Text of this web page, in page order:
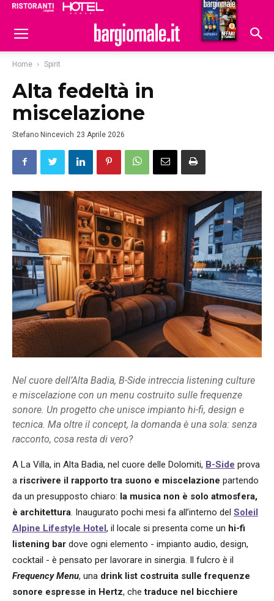
Hoteldomani
Home Spirit
Alta fedeltà in
miscelazione
Stefano Nincevich 23 Aprile 2026
Nel cuore dell’Alta Badia, B-Side intreccia listening culture
e miscelazione con un menu costruito sulle frequenze
sonore. Un progetto che unisce impianto hi-fi, design e
tecnica. Ma oltre il concept, la domanda è una sola: senza
racconto, cosa resta di vero?
A La Villa, in Alta Badia, nel cuore delle Dolomiti, B-Side prova
a riscrivere il rapporto tra suono e miscelazione partendo
da un presupposto chiaro: la musica non è solo atmosfera,
è architettura. Inaugurato pochi mesi fa all’interno del Soleil
Alpine Lifestyle Hotel, il locale si presenta come un hi-fi
listening bar dove ogni elemento - impianto audio, design,
cocktail - è pensato per lavorare in sinergia. Il fulcro è il
Frequency Menu, una drink list costruita sulle frequenze
sonore espresse in Hertz, chetraduce nel bicchiere